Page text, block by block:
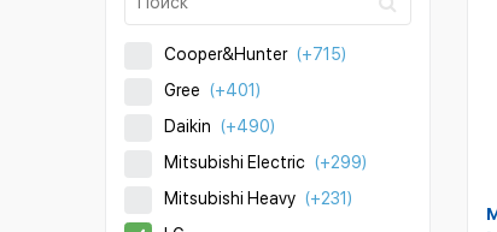
Cooper&Hunter (+715)
Gree (+401)
Daikin (+490)
Mitsubishi Electric (+299)
Mitsubishi Heavy (+231)